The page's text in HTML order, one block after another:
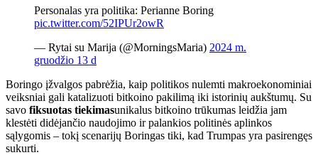
Personalas yra politika: Perianne Boring
pic.twitter.com/52IPUr2owR
— Rytai su Marija (@MorningsMaria) 2024 m.
gruodžio 13 d
Boringo įžvalgos pabrėžia, kaip politikos nulemti makroekonominiai
veiksniai gali katalizuoti bitkoino pakilimą iki istorinių aukštumų. Su
savo fiksuotas tiekimasunikalus bitkoino trūkumas leidžia jam
klestėti didėjančio naudojimo ir palankios politinės aplinkos
sąlygomis – tokį scenarijų Boringas tiki, kad Trumpas yra pasirengęs
sukurti.